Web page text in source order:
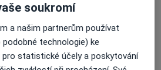
udělat?
soukromí
a našim partnerům používat
technologie) ke
statistické účely a poskytování